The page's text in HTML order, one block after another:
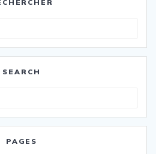
:
SEARCH
:
PAGES